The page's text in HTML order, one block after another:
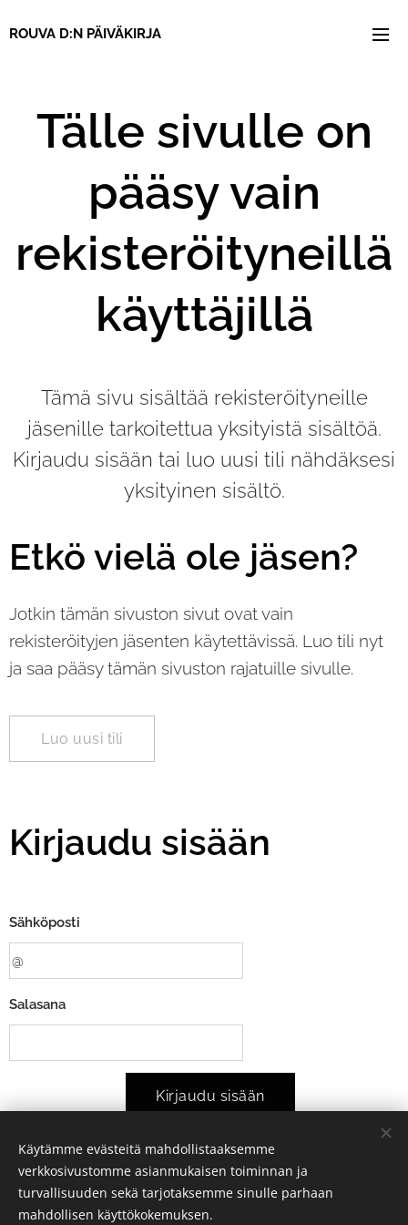
ROUVA D:N PÄIVÄKIRJA
Tälle sivulle on
pääsy vain
rekisteröityneillä
käyttäjillä
Tämä sivu sisältää rekisteröityneille
jäsenille tarkoitettua yksityistä sisältöä.
Kirjaudu sisään tai luo uusi tili nähdäksesi
yksityinen sisältö.
Etkö vielä ole jäsen?
Jotkin tämän sivuston sivut ovat vain
rekisteröityjen jäsenten käytettävissä. Luo tili nyt
ja saa pääsy tämän sivuston rajatuille sivulle.
Luo uusi tili
Kirjaudu sisään
Sähköposti
Salasana
Kirjaudu sisään
Unohditko salasanasi?
Käytämme evästeitä mahdollistaaksemme
verkkosivustomme asianmukaisen toiminnan ja
turvallisuuden sekä tarjotaksemme sinulle parhaan
mahdollisen käyttökokemuksen.